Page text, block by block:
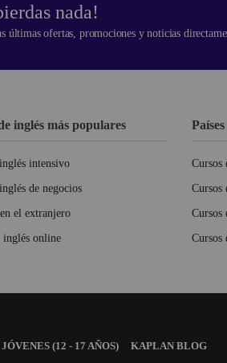
nada!
últimas ofertas, promociones y noticias
inglés más populares
intensivo
de negocios
el extranjero
inglés online
Cursos
Cursos
Cursos
Cursos
(12 - 17 AÑOS)
KAPLAN BLOG